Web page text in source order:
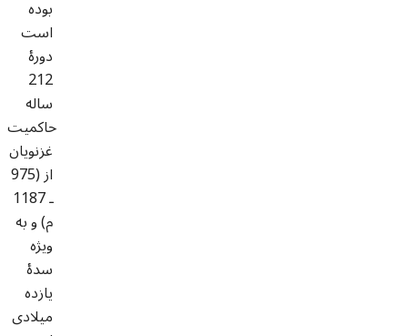
بوده
است
دورۀ
212
ساله
حاکمیت
غزنویان
از (975
ـ 1187
م) و به
ویژه
سدۀ
یازده
میلادی